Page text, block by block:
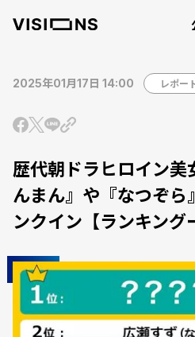
2025年01月17日 14:00 レポー
歴代朝ドラヒロイン美
んまん』や『なつぞら
ンクイン【ランキング